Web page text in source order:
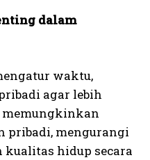
dalam
waktu,
agar lebih
pribadi, mengurangi
hidup secara